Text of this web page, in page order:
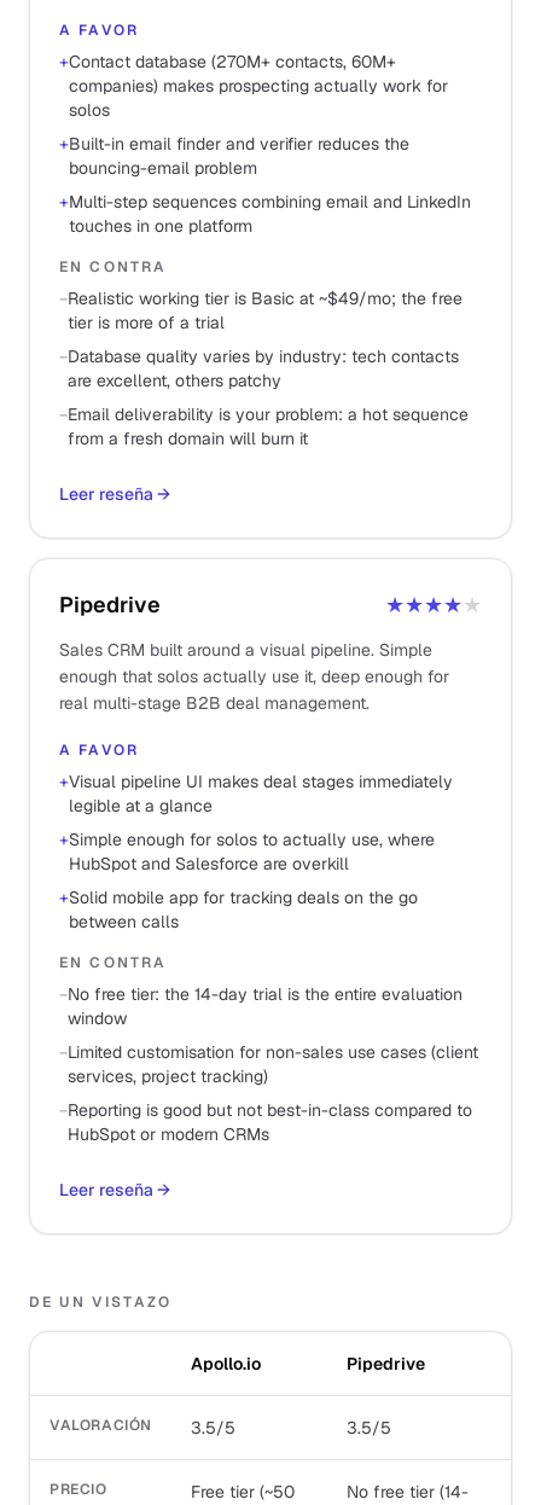
A FAVOR
+Contact database (270M+ contacts, 60M+
companies) makes prospecting actually work for
solos
+Built-in email finder and verifier reduces the
bouncing-email problem
+Multi-step sequences combining email and LinkedIn
touches in one platform
EN CONTRA
−Realistic working tier is Basic at ~$49/mo; the free
tier is more of a trial
−Database quality varies by industry: tech contacts
are excellent, others patchy
−Email deliverability is your problem: a hot sequence
from a fresh domain will burn it
Leer reseña →
Pipedrive ★★★★★
Sales CRM built around a visual pipeline. Simple
enough that solos actually use it, deep enough for
real multi-stage B2B deal management.
A FAVOR
+Visual pipeline UI makes deal stages immediately
legible at a glance
+Simple enough for solos to actually use, where
HubSpot and Salesforce are overkill
+Solid mobile app for tracking deals on the go
between calls
EN CONTRA
−No free tier: the 14-day trial is the entire evaluation
window
−Limited customisation for non-sales use cases (client
services, project tracking)
−Reporting is good but not best-in-class compared to
HubSpot or modern CRMs
Leer reseña →
DE UN VISTAZO
Apollo.io Pipedrive
VALORACIÓN 3.5/5 3.5/5
PRECIO Free tier (~50 No free tier (14-